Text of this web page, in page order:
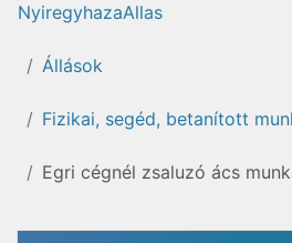
NyiregyhazaAllas
Állások
Fizikai, segéd, betanított
Egri cégnél zsaluzó ács